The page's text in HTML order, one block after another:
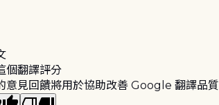
個翻譯評分
意見回饋將用於協助改善 Google 翻譯品質